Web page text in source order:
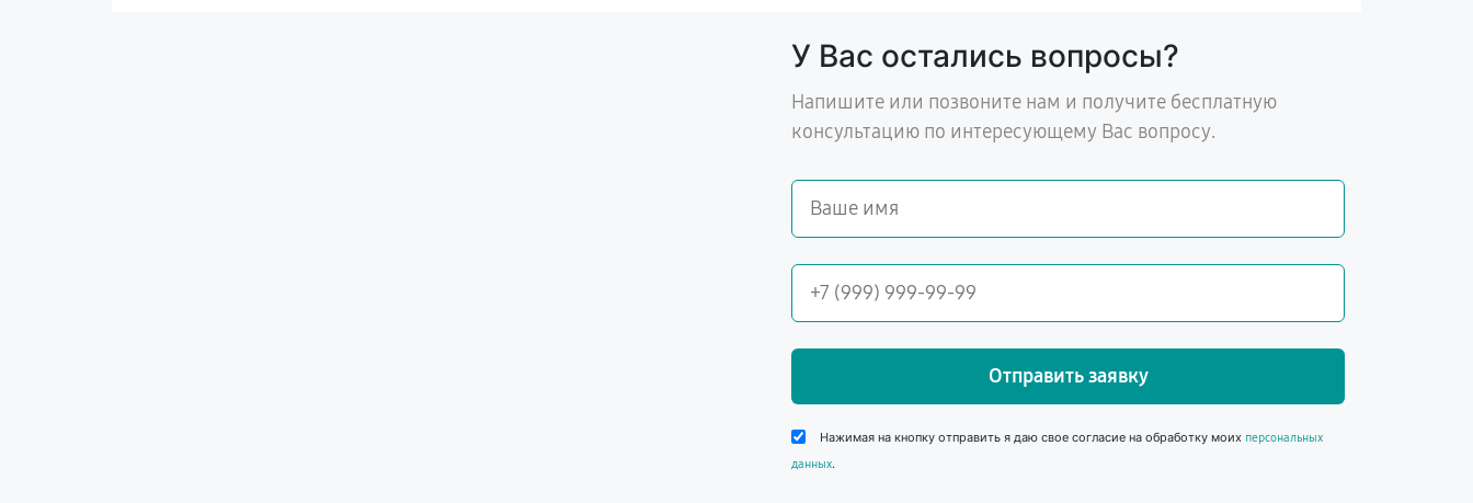
У Вас остались вопросы?
Напишите или позвоните нам и получите бесплатную
консультацию по интересующему Вас вопросу.
Отправить заявку
Нажимая на кнопку отправить я даю свое согласие на обработку моих персональных
данных.